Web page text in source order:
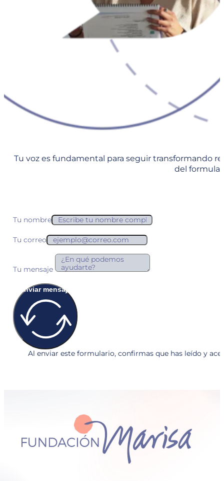
Tu voz es fundamental para seguir transformando
del
Tu nombre
Tu correo
Tu mensaje
Enviar mensaje
Al enviar este formulario, confirmas que has leído y